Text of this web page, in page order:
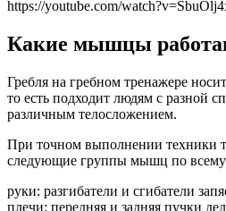
https://youtube.com/
Какие мышцы
Гребля на гребном тренажере
то есть подходит людям с разной
различным телосложением.
При точном выполнении техники
следующие группы мышц по всему
руки: разгибатели и сгибатели
плечи: передняя и задняя пучки